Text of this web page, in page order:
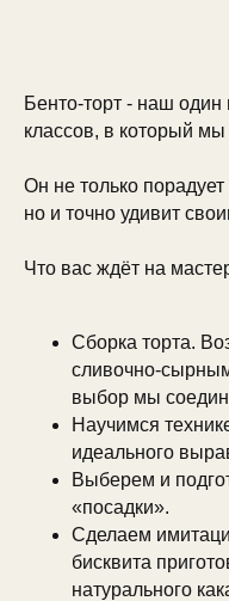
Бенто-торт - наш
классов, в который
Он не только
но и точно удивит
Что вас ждёт на
Сборка торта.
сливочно-
выбор мы
Научимся
идеального
Выберем и
«посадки».
Сделаем
бисквита
натурального